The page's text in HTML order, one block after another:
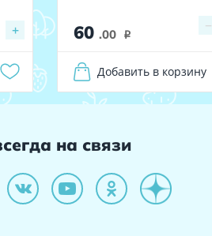
+ 60 .00 i
−
Добавить в корзину
на связи